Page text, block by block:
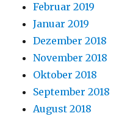
Februar 2019
Januar 2019
Dezember 2018
November 2018
Oktober 2018
September 2018
August 2018